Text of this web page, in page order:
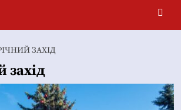
ЗАХІД
захід